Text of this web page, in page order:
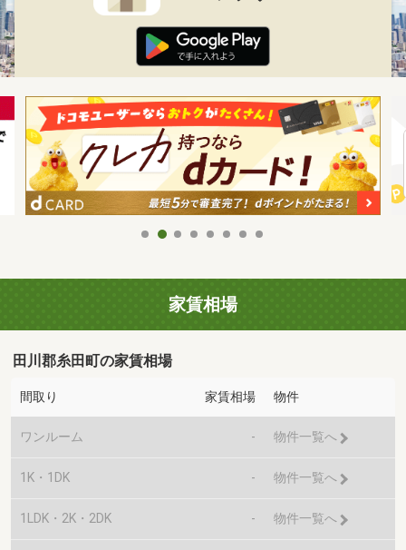
家賃相場
田川郡糸田町の家賃相場
間取り 家賃相場 物件
ワンルーム - 物件一覧へ
1K・1DK - 物件一覧へ
1LDK・2K・2DK - 物件一覧へ